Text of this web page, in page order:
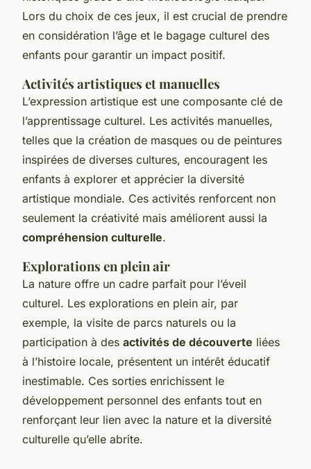
Lors du choix de ces jeux, il est crucial de prendre
en considération l’âge et le bagage culturel des
enfants pour garantir un impact positif.
Activités artistiques et manuelles
L’expression artistique est une composante clé de
l’apprentissage culturel. Les activités manuelles,
telles que la création de masques ou de peintures
inspirées de diverses cultures, encouragent les
enfants à explorer et apprécier la diversité
artistique mondiale. Ces activités renforcent non
seulement la créativité mais améliorent aussi la
compréhension culturelle.
Explorations en plein air
La nature offre un cadre parfait pour l’éveil
culturel. Les explorations en plein air, par
exemple, la visite de parcs naturels ou la
participation à des activités de découverte liées
à l’histoire locale, présentent un intérêt éducatif
inestimable. Ces sorties enrichissent le
développement personnel des enfants tout en
renforçant leur lien avec la nature et la diversité
culturelle qu’elle abrite.